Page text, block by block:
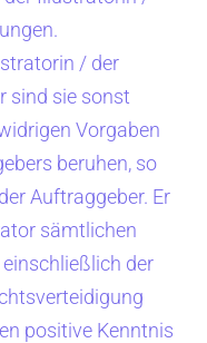
/ der
sind sie sonst
Vorgaben
beruhen, so
Auftraggeber. Er
sämtlichen
der
positive Kenntnis